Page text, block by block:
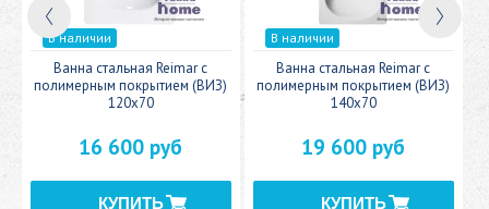
В наличии
Ванна стальная Reimar с
полимерным покрытием (ВИЗ)
120x70
16 600 руб
В наличии
Ванна стальная Reimar с
полимерным покрытием (ВИЗ)
140x70
19 600 руб